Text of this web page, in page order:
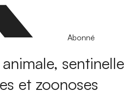
Abonné
sentinelle
et zoonoses